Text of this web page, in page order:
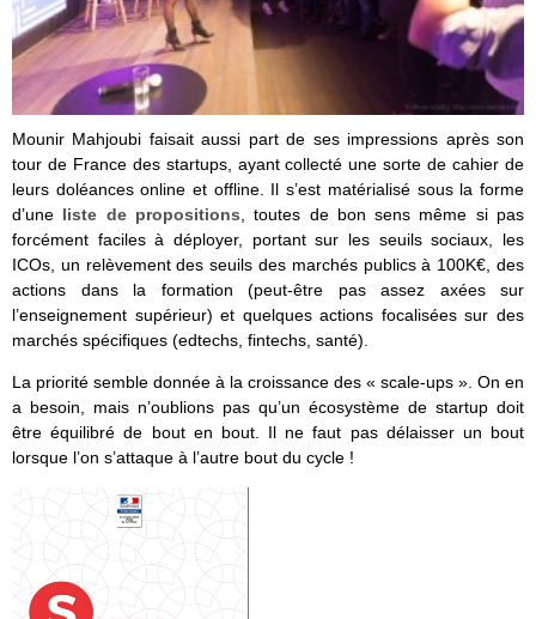
Mounir Mahjoubi faisait aussi part de ses impressions après son
tour de France des startups, ayant collecté une sorte de cahier de
leurs doléances online et offline. Il s’est matérialisé sous la forme
d’une liste de propositions , toutes de bon sens même si pas
forcément faciles à déployer, portant sur les seuils sociaux, les
ICOs, un relèvement des seuils des marchés publics à 100K€, des
actions dans la formation (peut-être pas assez axées sur
l’enseignement supérieur) et quelques actions focalisées sur des
marchés spécifiques (edtechs, fintechs, santé).
La priorité semble donnée à la croissance des « scale-ups ». On en
a besoin, mais n’oublions pas qu’un écosystème de startup doit
être équilibré de bout en bout. Il ne faut pas délaisser un bout
lorsque l’on s’attaque à l’autre bout du cycle !